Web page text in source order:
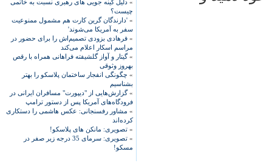
» دلیل کینه جویی های رهبری نسبت به خاتمی
چیست؟
» 'دارندگان گرین کارت هم مشمول ممنوعیت
سفر به آمریکا می‌شوند'
» فرهادی بزودی تصمیم‌اش را برای حضور در
مراسم اسکار اعلام می‌کند
»گیتار و آواز گلشیفته فراهانی همراه با رقص
بهروز وثوقی
» چگونگی انفجار ساختمان پلاسکو را بهتر
بشناسیم
»گزارش‌هایی از "دیپورت" مسافران ایرانی در
فرودگاه‌های آمریکا پس از دستور ترامپ
» مشاور رفسنجانی: عکس هاشمی را دستکاری
کرده‌اند
» تصویری: مانکن های پلاسکو!
»
تصویری: سرمای 35 درجه زیر صفر در
مسکو!